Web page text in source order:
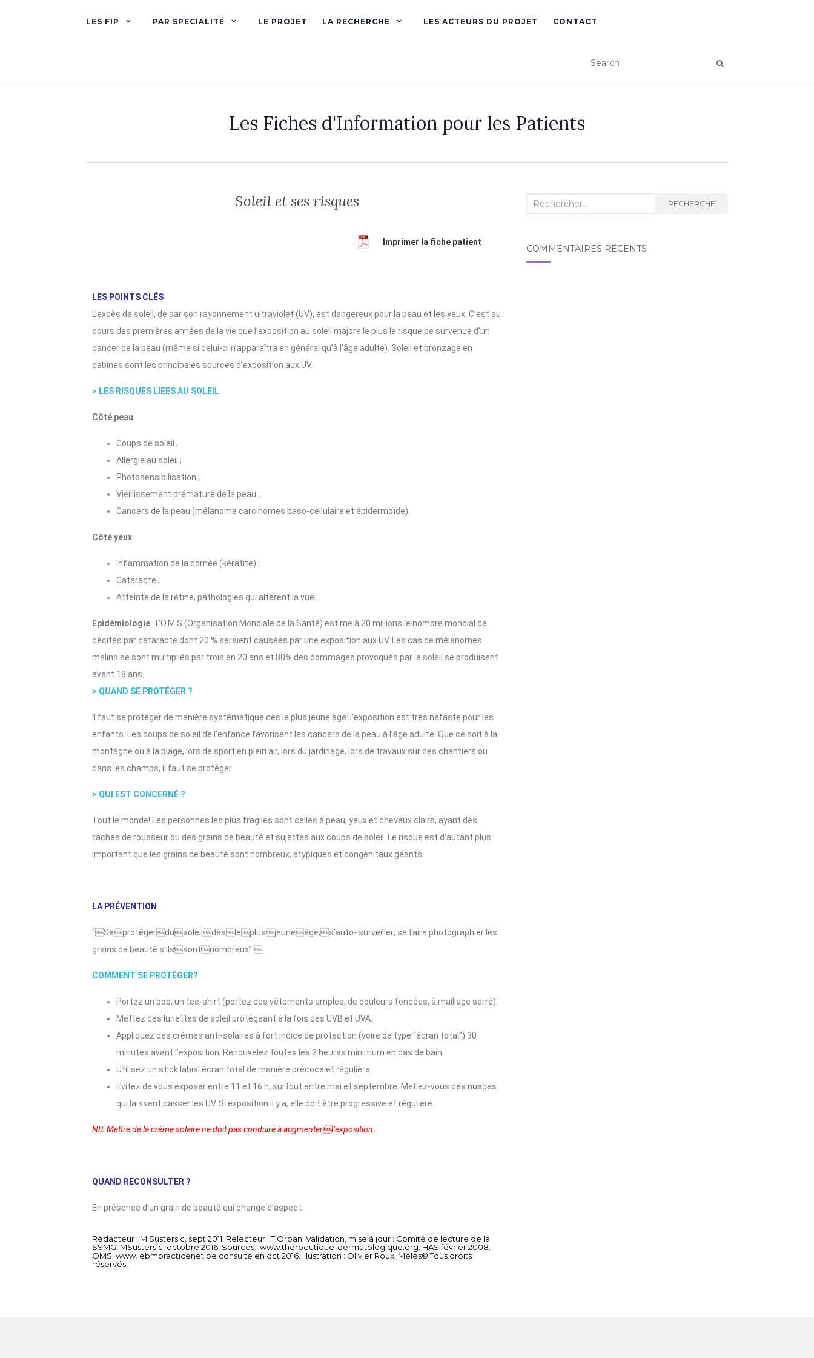
LES FIP PAR SPECIALITÉ LE PROJET LA RECHERCHE LES ACTEURS DU PROJET CONTACT
Les Fiches d'Information pour les Patients
Soleil et ses risques
Imprimer la fiche patient
LES POINTS CLÉS
L’excès de soleil, de par son rayonnement ultraviolet (UV), est dangereux pour la peau et les yeux. C’est au
cours des premières années de la vie que l’exposition au soleil majore le plus le risque de survenue d’un
cancer de la peau (même si celui-ci n’apparaîtra en général qu’à l’âge adulte). Soleil et bronzage en
cabines sont les principales sources d’exposition aux UV.
> LES RISQUES LIEES AU SOLEIL
Côté peau
Coups de soleil ;
Allergie au soleil ;
Photosensibilisation ;
Vieillissement prématuré de la peau ;
Cancers de la peau (mélanome carcinomes baso-cellulaire et épidermoïde).
Côté yeux
Inflammation de la cornée (kératite) ;
Cataracte ;
Atteinte de la rétine, pathologies qui altèrent la vue.
Epidémiologie : L’O.M.S (Organisation Mondiale de la Santé) estime à 20 millions le nombre mondial de
cécités par cataracte dont 20 % seraient causées par une exposition aux UV. Les cas de mélanomes
malins se sont multipliés par trois en 20 ans et 80% des dommages provoqués par le soleil se produisent
avant 18 ans.
> QUAND SE PROTÉGER ?
Il faut se protéger de manière systématique dès le plus jeune âge: l’exposition est très néfaste pour les
enfants. Les coups de soleil de l’enfance favorisent les cancers de la peau à l’âge adulte. Que ce soit à la
montagne ou à la plage, lors de sport en plein air, lors du jardinage, lors de travaux sur des chantiers ou
dans les champs, il faut se protéger.
> QUI EST CONCERNÉ ?
Tout le monde! Les personnes les plus fragiles sont celles à peau, yeux et cheveux clairs, ayant des
taches de rousseur ou des grains de beauté et sujettes aux coups de soleil. Le risque est d’autant plus
important que les grains de beauté sont nombreux, atypiques et congénitaux géants.
LA PRÉVENTION
“Seprotégerdusoleildèsleplusjeuneâge;s’auto- surveiller; se faire photographier les
grains de beauté s’ilssontnombreux”.
COMMENT SE PROTÉGER?
Portez un bob, un tee-shirt (portez des vêtements amples, de couleurs foncées, à maillage serré).
Mettez des lunettes de soleil protégeant à la fois des UVB et UVA.
Appliquez des crèmes anti-solaires à fort indice de protection (voire de type “écran total”) 30
minutes avant l’exposition. Renouvelez toutes les 2 heures minimum en cas de bain.
Utilisez un stick labial écran total de manière précoce et régulière.
Evitez de vous exposer entre 11 et 16 h, surtout entre mai et septembre. Méfiez-vous des nuages
qui laissent passer les UV. Si exposition il y a, elle doit être progressive et régulière.
NB: Mettre de la crème solaire ne doit pas conduire à augmenterl’exposition.
QUAND RECONSULTER ?
En présence d’un grain de beauté qui change d’aspect.
Rédacteur : M.Sustersic, sept 2011. Relecteur :T.Orban. Validation, mise à jour : Comité de lecture de la
SSMG, MSustersic, octobre 2016. Sources : www.therpeutique-dermatologique.org. HAS février 2008.
OMS. www. ebmpracticenet.be consulté en oct 2016. Illustration : Olivier Roux. Mélès© Tous droits
réservés.
RECHERCHE
COMMENTAIRES RÉCENTS